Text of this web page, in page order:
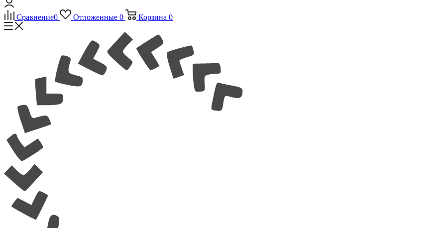
Сравнение0 Отложенные 0 Корзина 0